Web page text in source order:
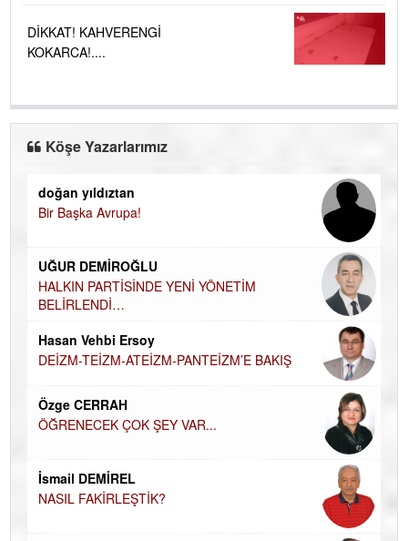
DİKKAT! KAHVERENGİ
KOKARCA!....
Köşe Yazarlarımız
doğan yıldıztan
Bir Başka Avrupa!
UĞUR DEMİROĞLU
HALKIN PARTİSİNDE YENİ YÖNETİM
BELİRLENDİ…
Hasan Vehbi Ersoy
DEİZM-TEİZM-ATEİZM-PANTEİZM’E BAKIŞ
Özge CERRAH
ÖĞRENECEK ÇOK ŞEY VAR...
İsmail DEMİREL
NASIL FAKİRLEŞTİK?